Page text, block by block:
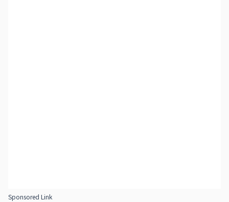
Sponsored Link